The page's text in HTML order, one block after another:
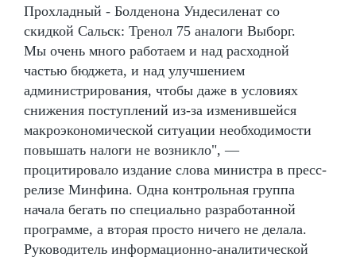
Прохладный - Болденона Ундесиленат со
скидкой Сальск: Тренол 75 аналоги Выборг.
Мы очень много работаем и над расходной
частью бюджета, и над улучшением
администрирования, чтобы даже в условиях
снижения поступлений из-за изменившейся
макроэкономической ситуации необходимости
повышать налоги не возникло", —
процитировало издание слова министра в пресс-
релизе Минфина. Одна контрольная группа
начала бегать по специально разработанной
программе, а вторая просто ничего не делала.
Руководитель информационно-аналитической